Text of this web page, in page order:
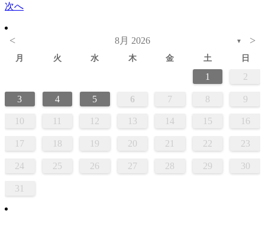
次へ
< 8月 2026 ▼ >
月 火 水 木 金 土 日
1 2
3 4 5 6 7 8 9
10 12 13 14 15 16
17 18 19 20 21 22 23
24 25 26 27 28 29 30
31